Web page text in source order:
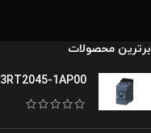
برترین محصولات
3RT2045-1AP00